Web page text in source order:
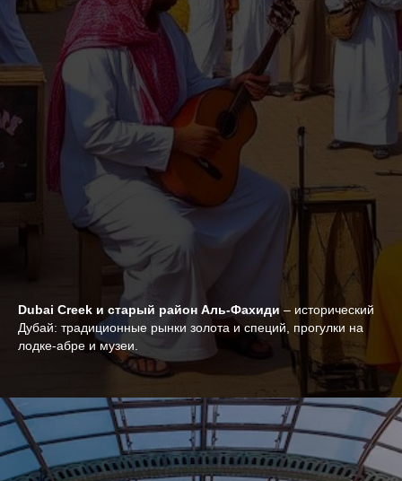
Dubai Creek и старый район Аль-Фахиди – исторический
Дубай: традиционные рынки золота и специй, прогулки на
лодке-абре и музеи.